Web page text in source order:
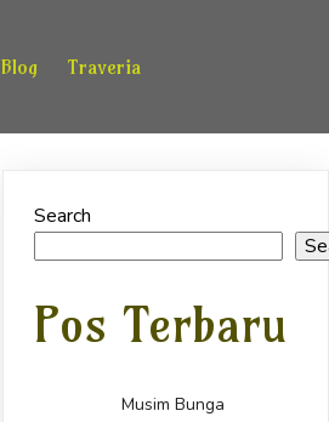
Blog Traveria
Search
Pos Terbaru
Musim Bunga